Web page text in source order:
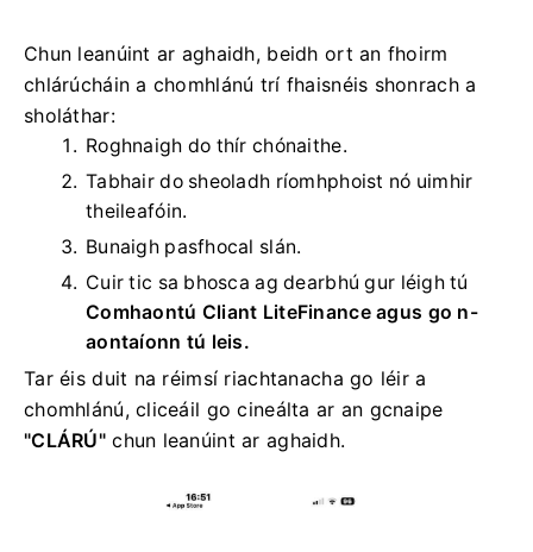
Chun leanúint ar aghaidh, beidh ort an fhoirm
chlárúcháin a chomhlánú trí fhaisnéis shonrach a
sholáthar:
Roghnaigh do thír chónaithe.
Tabhair do sheoladh ríomhphoist nó uimhir
theileafóin.
Bunaigh pasfhocal slán.
Cuir tic sa bhosca ag dearbhú gur léigh tú
Comhaontú Cliant LiteFinance agus go n-
aontaíonn tú leis.
Tar éis duit na réimsí riachtanacha go léir a
chomhlánú, cliceáil go cineálta ar an gcnaipe
"CLÁRÚ"chun leanúint ar aghaidh.